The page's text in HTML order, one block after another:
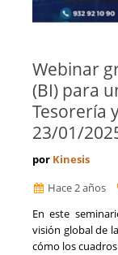
​Webinar
(BI) para
Tesorería
23/01/
por Kinesis
Hace 2 años
En este
visión global de
cómo los